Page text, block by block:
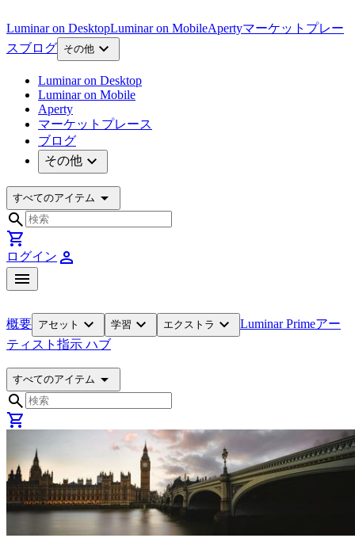
Luminar on DesktopLuminar on MobileApertyマーケットプレー
スブログ その他 expand_more
Luminar on Desktop
Luminar on Mobile
Aperty
マーケットプレース
ブログ
その他 expand_more
すべてのアイテム arrow_drop_down
search
shopping_cart
ログイン person
menu
概要 アセット expand_more 学習 expand_more エクストラ expand_more Luminar Primeアー
ティスト 指示 ハブ
すべてのアイテム arrow_drop_down
search
shopping_cart